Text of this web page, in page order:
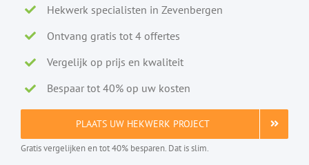
Hekwerk specialisten in Zevenbergen
Ontvang gratis tot 4 offertes
Vergelijk op prijs en kwaliteit
Bespaar tot 40% op uw kosten
PLAATS UW HEKWERK PROJECT
Gratis vergelijken en tot 40% besparen. Dat is slim.